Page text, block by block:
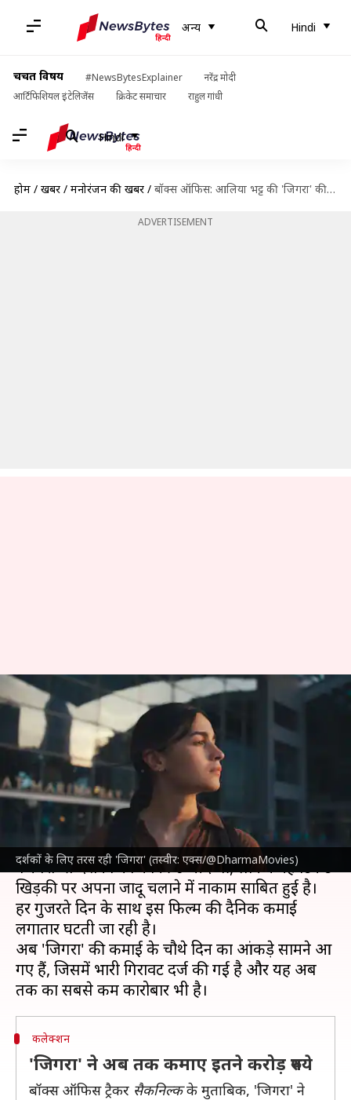
अन्य Hindi
चर्चित विषय #NewsBytesExplainer
नरेंद्र मोदी
आर्टिफिशियल इंटेलिजेंस
क्रिकेट समाचार राहुल गांधी
Hindi
होम / खबरें / मनोरंजन की खबरें / बॉक्स ऑफिस: आलिया भट्ट की 'जिगरा' की हालत पस्त, चौथे दिन कमाए इतने करोड़ रुपये
ADVERTISEMENT
दर्शकों के लिए तरस रही 'जिगरा' (तस्वीर: एक्स/@DharmaMovies)
बॉक्स ऑफिस: आलिया भट्ट की
'जिगरा' की हालत पस्त, चौथे दिन
कमाए इतने करोड़ रुपये
लेखन Oct 15, 2024 09:52 am
क्या है खबर?
अभिनेत्रीआलिया भट्टऔर अभिनेता वेदांग रैना की फिल्म
'जिगरा' से दर्शकों को काफी उम्मीदें थीं, लेकिन यह टिकट
खिड़की पर अपना जादू चलाने में नाकाम साबित हुई है।
हर गुजरते दिन के साथ इस फिल्म की दैनिक कमाई
लगातार घटती जा रही है।
अब 'जिगरा' की कमाई के चौथे दिन का आंकड़े सामने आ
गए हैं, जिसमें भारी गिरावट दर्ज की गई है और यह अब
कलेक्शन
'जिगरा' ने अब तक कमाए इतने करोड़ रुपये
बॉक्स ऑफिस ट्रैकर सैकनिल्कके मुताबिक, 'जिगरा' ने